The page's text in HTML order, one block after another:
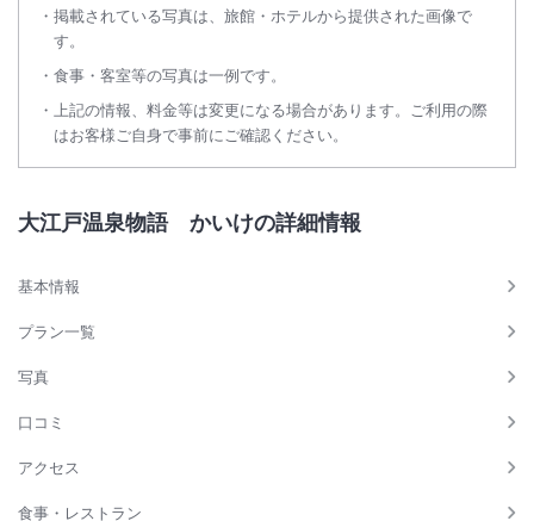
お客様には大変ご迷惑をおかけいたしますがご理解賜りますよう、何卒
■アレルギーをお持ちのお客様へ
お食事はバイキング形式のため、様々なメニューを同一の厨房、同一の
調理器具で調理しており、加工・調理の過程において提供する食品にア
また、バイキング形式の特性上、ご使用いただく菜箸・トング等の共有
す関係上、アレルゲンの混入を完全に防ぐことができません。
でご了承ください。
・夕食ならびに朝食でご提供するお料理の成分表の掲示
恐れ入りますが、お客様におかれましては上記をご理解の上、お客様ご
なお、アレルギーをお持ちのお客様は、安全な食品（アレルゲンフリー
掲載されている写真は、旅館・ホテルから提供された画像で
す。
食事・客室等の写真は一例です。
上記の情報、料金等は変更になる場合があります。ご利用の際
はお客様ご自身で事前にご確認ください。
大江戸温泉物語 かいけの詳細情報
基本情報
プラン一覧
写真
口コミ
アクセス
食事・レストラン